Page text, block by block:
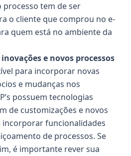
tem de ser
o cliente que comprou no e-
quem está no ambiente da
e novos processos
para incorporar novas
e mudanças nos
possuem tecnologias
de customizações e novos
funcionalidades
de processos. Se
é importante rever sua